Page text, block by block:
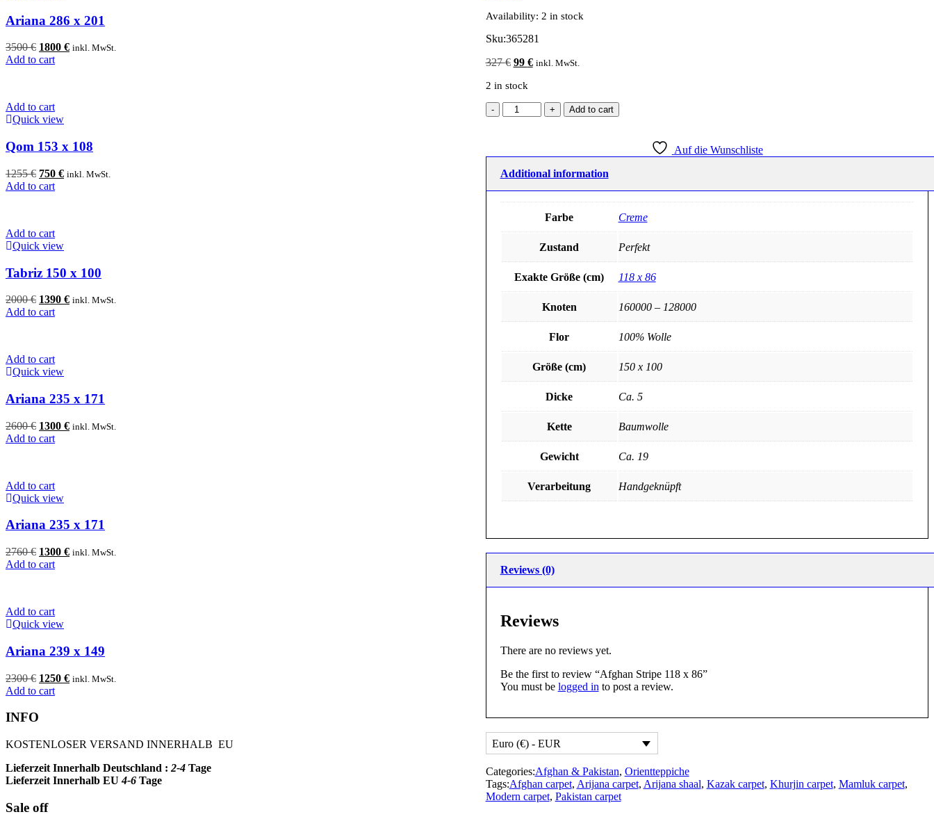
Availability: 2 in stock
Sku:365281
327€ Original
was:
99 €Current
inkl. MwSt.
2 in stock
Add to cart
Auf die Wunschliste
Additional information
Farbe Creme
Zustand Perfekt
Exakte Größe (cm) 118 x 86
Knoten 160000 – 128000
Flor 100% Wolle
Größe (cm) 150 x 100
Dicke Ca. 5
Kette Baumwolle
Gewicht Ca. 19
Verarbeitung Handgeknüpft
Reviews (0)
Reviews
There are no reviews yet.
Be the first to review “Afghan Stripe 118 x 86”
You must be logged in to post a review.
Euro (€) - EUR
Categories:Afghan & Pakistan, Orientteppiche
Tags:Afghan carpet, Arijana carpet, Arijana shaal, Kazak carpet, Khurjin carpet, Mamluk carpet,
Modern carpet, Pakistan carpet
Ariana 286 x 201
3500€ Original
price
1800 €Current
inkl. MwSt.
Add to cart
Add to cart
Quick view
Qom 153 x 108
1255€ Original
price
750 €Current
inkl. MwSt.
Add to cart
Add to cart
Quick view
Tabriz 150 x 100
2000€ Original
price
1390 €Current
inkl. MwSt.
Add to cart
Add to cart
Quick view
Ariana 235 x 171
2600€ Original
price
1300 €Current
inkl. MwSt.
Add to cart
Add to cart
Quick view
Ariana 235 x 171
2760€ Original
price
1300 €Current
inkl. MwSt.
Add to cart
Add to cart
Quick view
Ariana 239 x 149
2300€ Original
price
1250 €Current
inkl. MwSt.
Add to cart
INFO
KOSTENLOSER VERSAND INNERHALB EU
Lieferzeit Innerhalb Deutschland : 2-4 Tage
Lieferzeit Innerhalb EU4-6 Tage
Sale off